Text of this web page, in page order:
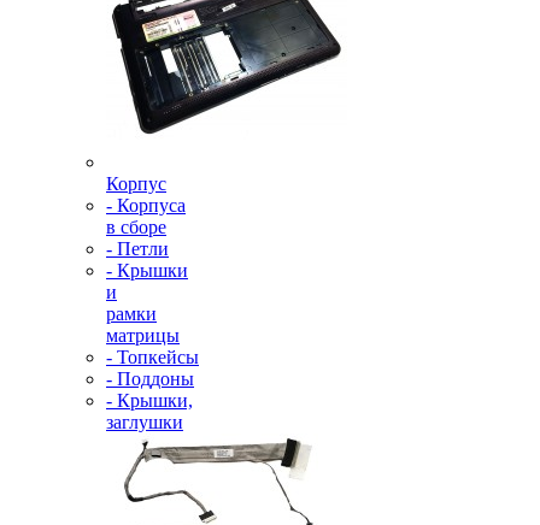
Корпус
- Корпуса
в сборе
- Петли
- Крышки
и
рамки
матрицы
- Топкейсы
- Поддоны
- Крышки,
заглушки